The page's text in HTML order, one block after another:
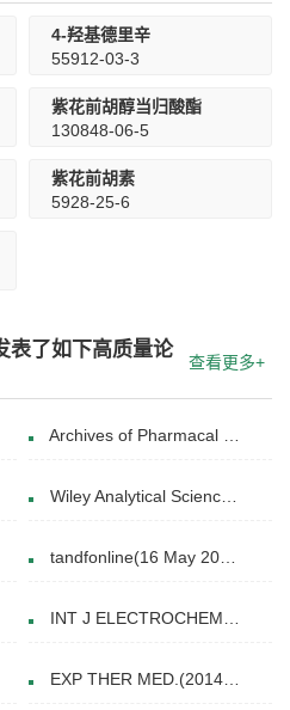
4-羟基德里辛
55912-03-3
紫花前胡醇当归酸酯
130848-06-5
紫花前胡素
5928-25-6
表了如下高质量论
查看更多+
Archives of Pharmacal Research(23 February 2013)
Wiley Analytical Science(21 February 2022)
tandfonline(16 May 2024)
INT J ELECTROCHEM SC(Oct 2015)
EXP THER MED.(2014 Oct.15.)